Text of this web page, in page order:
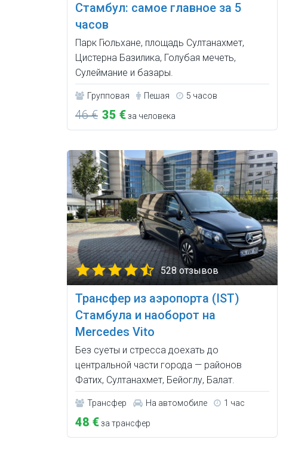
Стамбул: самое главное за 5
часов
Парк Гюльхане, площадь Султанахмет,
Цистерна Базилика, Голубая мечеть,
Сулеймание и базары.
Групповая Пешая 5 часов
46 € 35 €за человека
528 отзывов
Трансфер из аэропорта (IST)
Стамбула и наоборот на
Mercedes Vito
Без суеты и стресса доехать до
центральной части города — районов
Фатих, Султанахмет, Бейоглу, Балат.
Трансфер На автомобиле 1 час
48 €за трансфер